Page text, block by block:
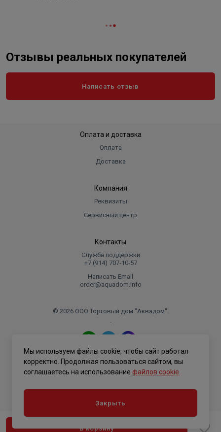
В корзину
Отзывы реальных покупателей
Написать отзыв
Оплата и доставка
Оплата
Доставка
Компания
Реквизиты
Сервисный центр
Контакты
Служба поддержки
+7 (914) 707‑10‑57
Написать Email
order@aquadom.info
© 2026 ООО Торговый дом "Аквадом".
.
Политика конфиденциальности
Мы используем файлы cookie, чтобы сайт работал
корректно. Продолжая пользоваться сайтом, вы
соглашаетесь на использование файлов cookie
Закрыть